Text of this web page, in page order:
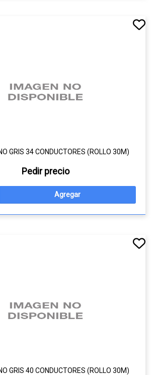
GRIS 34 CONDUCTORES (ROLLO 30M)
Pedir precio
GRIS 40 CONDUCTORES (ROLLO 30M)